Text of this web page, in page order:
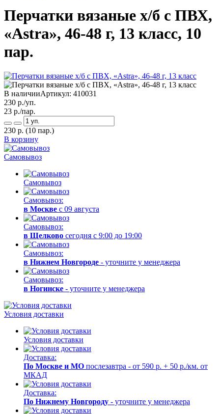
Перчатки вязаные х/б с ПВХ,
«Astra», 46-48 г, 13 класс, 10
пар.
В наличииАртикул: 410031
230 р./уп.
23 р./пар.
230 р. (10 пар.)
В корзину
Самовывоз
Самовывоз
Самовывоз:
в Москве с 09 августа
Самовывоз:
в Щелково сегодня с 9:00 до 19:00
Самовывоз:
в Нижнем Новгороде - уточните у менеджера
Самовывоз:
в Ногинске - уточните у менеджера
Условия доставки
Условия доставки
Доставка:
По Москве и МО послезавтра - от 590 р. + 50 р./км. от
МКАД
Доставка:
По Нижнему Новгороду - уточните у менеджера